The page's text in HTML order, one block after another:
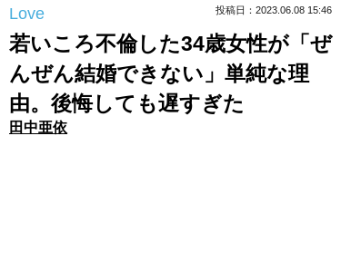
Love 投稿日：2023.06.08 15:46
若いころ不倫した34歳女性が「ぜ
んぜん結婚できない」単純な理
由。後悔しても遅すぎた
田中亜依